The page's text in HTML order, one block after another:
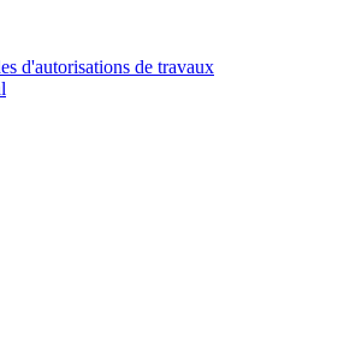
d'autorisations de travaux